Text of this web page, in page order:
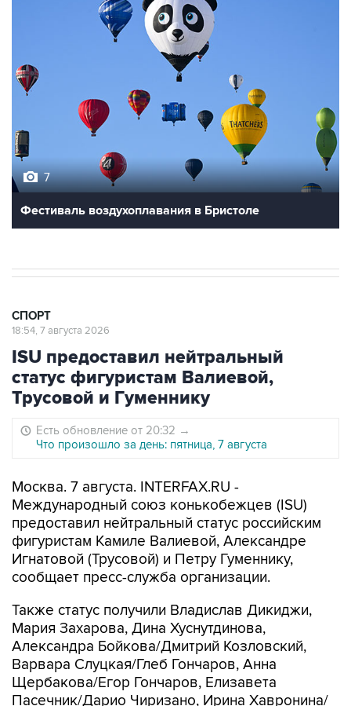
7
Фестиваль воздухоплавания в Бристоле
СПОРТ
18:54, 7 августа 2026
ISU предоставил нейтральный
статус фигуристам Валиевой,
Трусовой и Гуменнику
Есть обновление от 20:32 →
Что произошло за день: пятница, 7 августа
Москва. 7 августа. INTERFAX.RU -
Международный союз конькобежцев (ISU)
предоставил нейтральный статус российским
фигуристам Камиле Валиевой, Александре
Игнатовой (Трусовой) и Петру Гуменнику,
сообщает пресс-служба организации.
Также статус получили Владислав Дикиджи,
Мария Захарова, Дина Хуснутдинова,
Александра Бойкова/Дмитрий Козловский,
Варвара Слуцкая/Глеб Гончаров, Анна
Щербакова/Егор Гончаров, Елизавета
Пасечник/Дарио Чиризано, Ирина Хавронина/